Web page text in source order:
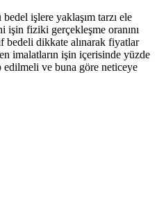
işlere yaklaşım tarzı ele
işin fiziki gerçekleşme oranını
dikkate alınarak fiyatlar
imalatların işin içerisinde yüzde
ve buna göre neticeye